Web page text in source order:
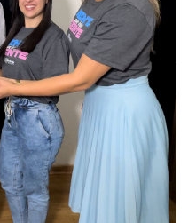
nesse caso
cidade do Estado do Rio
nas ruas, no comércio, os
Estamos no rumo certo,
que contribuem para a
destaca o prefeito Dorlei